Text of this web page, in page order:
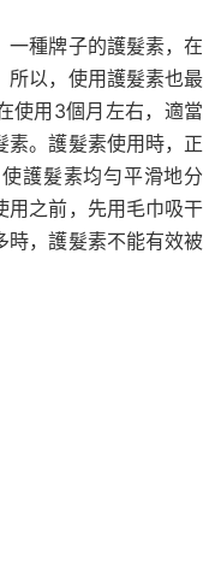
一種牌子的護髮素，在
所以，使用護髮素也最
使用3個月左右，適當
素。護髮素使用時，正
護髮素均勻平滑地分
用之前，先用毛巾吸干
時，護髮素不能有效被